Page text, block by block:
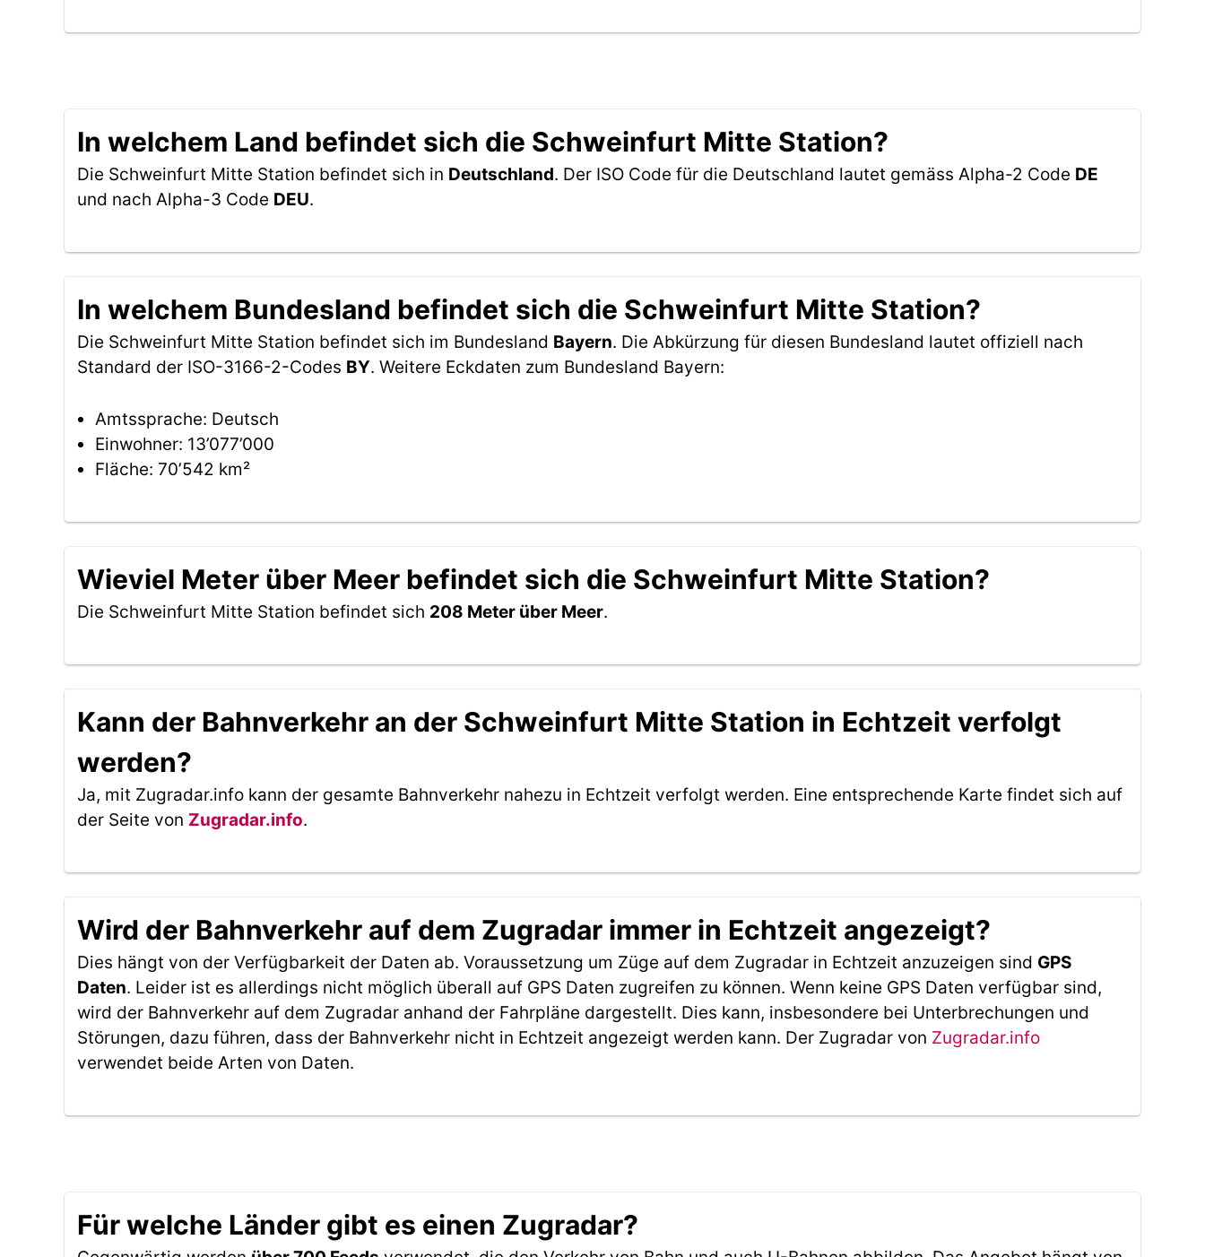
In welchem Land befindet sich die Schweinfurt Mitte Station?
Die Schweinfurt Mitte Station befindet sich in Deutschland. Der ISO Code für die Deutschland lautet gemäss Alpha-2 Code DE
und nach Alpha-3 Code DEU.
In welchem Bundesland befindet sich die Schweinfurt Mitte Station?
Die Schweinfurt Mitte Station befindet sich im Bundesland Bayern. Die Abkürzung für diesen Bundesland lautet offiziell nach
Standard der ISO-3166-2-Codes BY. Weitere Eckdaten zum Bundesland Bayern:
Amtssprache: Deutsch
Einwohner: 13’077’000
Fläche: 70’542 km²
Wieviel Meter über Meer befindet sich die Schweinfurt Mitte Station?
Die Schweinfurt Mitte Station befindet sich 208 Meter über Meer.
Kann der Bahnverkehr an der Schweinfurt Mitte Station in Echtzeit verfolgt
werden?
Ja, mit Zugradar.info kann der gesamte Bahnverkehr nahezu in Echtzeit verfolgt werden. Eine entsprechende Karte findet sich auf
der Seite von Zugradar.info.
Wird der Bahnverkehr auf dem Zugradar immer in Echtzeit angezeigt?
Dies hängt von der Verfügbarkeit der Daten ab. Voraussetzung um Züge auf dem Zugradar in Echtzeit anzuzeigen sind GPS
Daten. Leider ist es allerdings nicht möglich überall auf GPS Daten zugreifen zu können. Wenn keine GPS Daten verfügbar sind,
wird der Bahnverkehr auf dem Zugradar anhand der Fahrpläne dargestellt. Dies kann, insbesondere bei Unterbrechungen und
Störungen, dazu führen, dass der Bahnverkehr nicht in Echtzeit angezeigt werden kann. Der Zugradar von Zugradar.info
verwendet beide Arten von Daten.
Für welche Länder gibt es einen Zugradar?